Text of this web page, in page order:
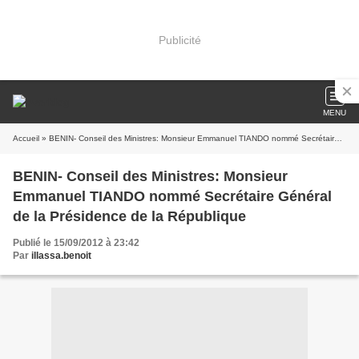
Publicité
MENU
Accueil » BENIN- Conseil des Ministres: Monsieur Emmanuel TIANDO nommé Secrétaire Général de la Présidence de la République
BENIN- Conseil des Ministres: Monsieur
Emmanuel TIANDO nommé Secrétaire Général
de la Présidence de la République
Publié le 15/09/2012 à 23:42
Par illassa.benoit